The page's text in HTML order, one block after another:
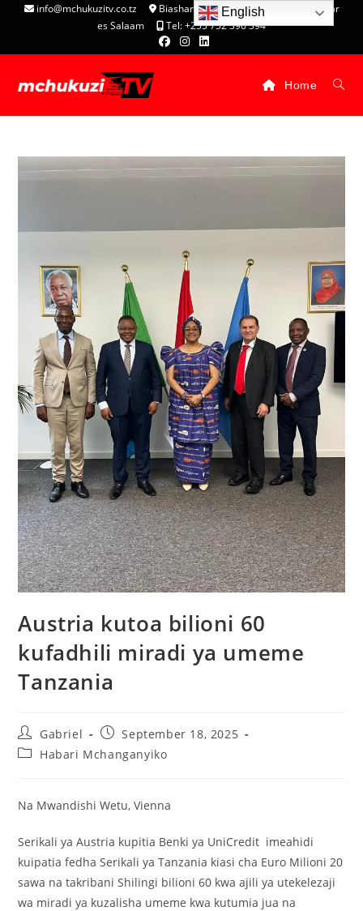
info@mchukuzitv.co.tz
Biashara Complex - P.O. Box 25074, Dar
es Salaam
Tel: +255 752 396 394
Home
Austria kutoa bilioni 60
kufadhili miradi ya umeme
Tanzania
Gabriel
September 18, 2025
Habari Mchanganyiko
Na Mwandishi Wetu, Vienna
Serikali ya Austria kupitia Benki ya UniCredit imeahidi
kuipatia fedha Serikali ya Tanzania kiasi cha Euro Milioni 20
sawa na takribani Shilingi bilioni 60 kwa ajili ya utekelezaji
wa miradi ya kuzalisha umeme kwa kutumia jua na
English